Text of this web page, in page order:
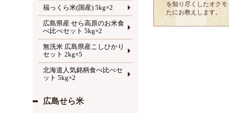
を知り尽くしたオク
たにお教えします。
福っくら米(国産) 5kg×2
広島県産 せら高原のお米食
べ比べセット 5kg×2
無洗米 広島県産こしひかり
セット 2kg×5
北海道人気銘柄食べ比べセ
ット 5kg×2
広島せら米